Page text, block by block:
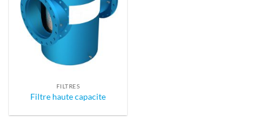
FILTRES
Filtre haute capacite